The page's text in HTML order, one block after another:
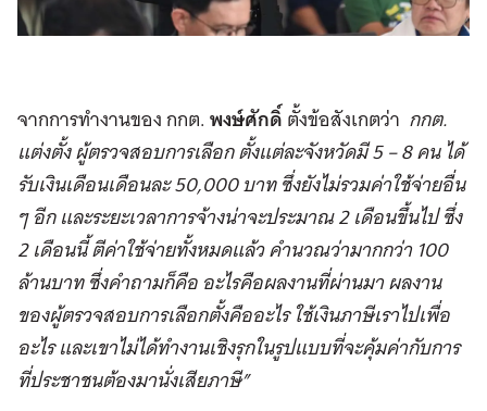
จากการทำงานของ กกต.พงษ์ศักดิ์ตั้งข้อสังเกตว่า กกต.
แต่งตั้ง ผู้ตรวจสอบการเลือก ตั้งแต่ละจังหวัดมี5 – 8คน ได้
รับเงินเดือนเดือนละ50,000บาท ซึ่งยังไม่รวมค่าใช้จ่ายอื่น
ๆ อีก และระยะเวลาการจ้างน่าจะประมาณ2เดือนขึ้นไป ซึ่ง
2เดือนนี้ ตีค่าใช้จ่ายทั้งหมดแล้ว คำนวณว่ามากกว่า100
ล้านบาท ซึ่งคำถามก็คือ อะไรคือผลงานที่ผ่านมา ผลงาน
ของผู้ตรวจสอบการเลือกตั้งคืออะไร ใช้เงินภาษีเราไปเพื่อ
อะไร และเขาไม่ได้ทำงานเชิงรุกในรูปแบบที่จะคุ้มค่ากับการ
ที่ประชาชนต้องมานั่งเสียภาษี”